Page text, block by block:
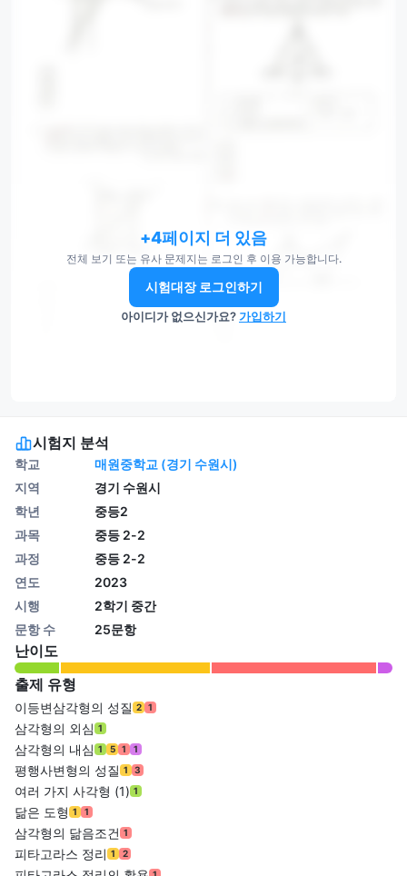
+4페이지 더 있음
전체 보기 또는 유사 문제지는 로그인 후 이용 가능합니다.
시험대장 로그인하기
아이디가 없으신가요?가입하기
시험지 분석
학교
매원중학교 (경기 수원시)
지역
경기 수원시
학년
중등2
과목
중등 2-2
과정
중등 2-2
연도
2023
시행
2학기 중간
문항 수
25문항
난이도
출제 유형
이등변삼각형의 성질 2 1
삼각형의 외심 1
삼각형의 내심 1 5 1 1
평행사변형의 성질 1 3
여러 가지 사각형 (1) 1
닮은 도형 1 1
삼각형의 닮음조건 1
피타고라스 정리 1 2